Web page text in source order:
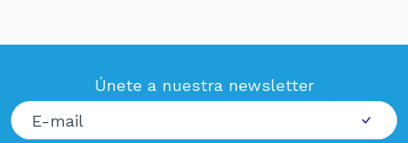
Únete a nuestra newsletter